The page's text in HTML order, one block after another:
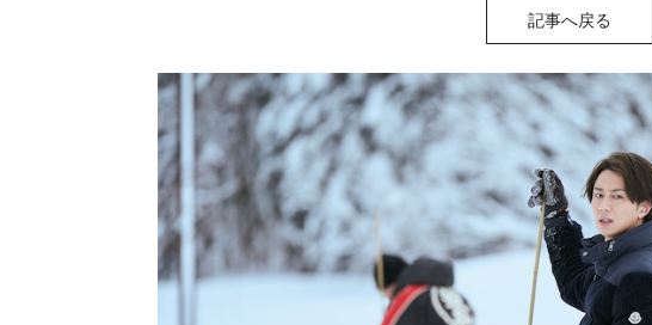
記事へ戻る